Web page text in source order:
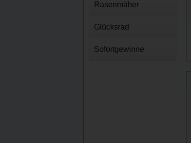
Rasenmäher
Glücksrad
Sofortgewinne